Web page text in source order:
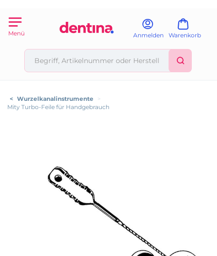
Menü Anmelden Warenkorb
< Wurzelkanalinstrumente
>
Mity Turbo-Feile für Handgebrauch